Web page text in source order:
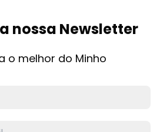
nossa Newsletter
o melhor do Minho